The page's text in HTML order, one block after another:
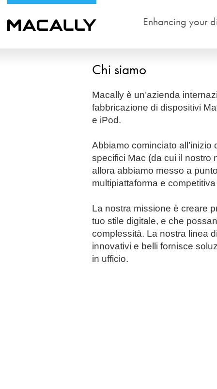
Enhancing your
Chi siamo
Macally è un’azienda
fabbricazione di dispositivi
e iPod.
Abbiamo cominciato
specifici Mac (da cui il nostro
allora abbiamo messo a
multipiattaforma e
La nostra missione è creare
tuo stile digitale, e che
complessità. La nostra linea
innovativi e belli fornisce
in ufficio.